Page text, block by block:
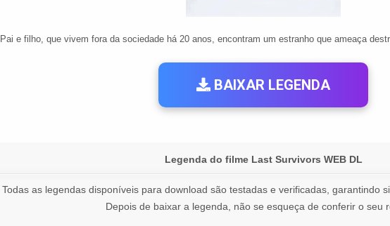
Pai e filho, que vivem fora da sociedade há 20 anos, encontram um estranho que ameaça
BAIXAR LEGENDA
Legenda do filme Last Survivors WEB DL
Todas as legendas disponíveis para download são testadas e verificadas, garantindo
Depois de baixar a legenda, não se esqueça de conferir o seu